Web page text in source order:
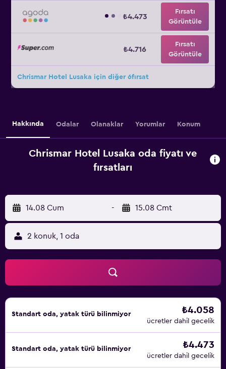
₺4.473
Fırsatı
Görüntüle
₺4.716
Fırsatı
Görüntüle
Chrismar Hotel Lusaka için diğer 6fırsat
Hakkında Odalar Olanaklar Yorumlar Konum
Chrismar Hotel Lusaka oda fiyatı ve
fırsatları
14.08 Cum - 15.08 Cmt
2 konuk, 1 oda
Standart oda, yatak türü bilinmiyor ₺4.058
ücretler dahil gecelik
Standart oda, yatak türü bilinmiyor ₺4.473
ücretler dahil gecelik